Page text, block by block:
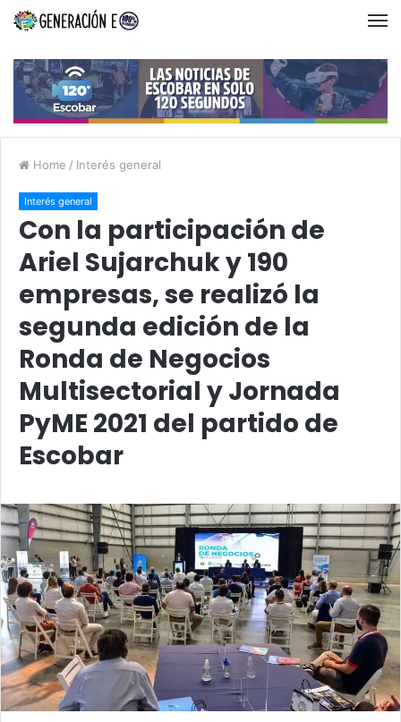
Home / Interés general
Interés general
Con la participación de
Ariel Sujarchuk y 190
empresas, se realizó la
segunda edición de la
Ronda de Negocios
Multisectorial y Jornada
PyME 2021 del partido de
Escobar